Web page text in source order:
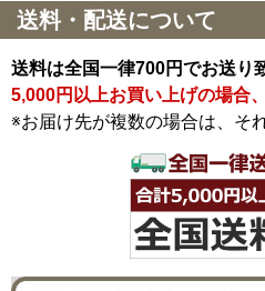
送料・配送について
送料は全国一律700円でお送り
5,000円以上お買い上げの場合
※お届け先が複数の場合は、そ